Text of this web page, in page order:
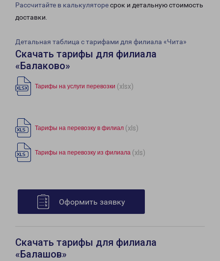
Рассчитайте в калькуляторесрок и детальную стоимость
доставки.
Детальная таблица с тарифами для филиала «Чита»
Скачать тарифы для филиала
«Балаково»
Тарифы на услуги перевозки (xlsx)
Тарифы на перевозку в филиал (xls)
Тарифы на перевозку из филиала (xls)
Оформить заявку
Скачать тарифы для филиала
«Балашов»